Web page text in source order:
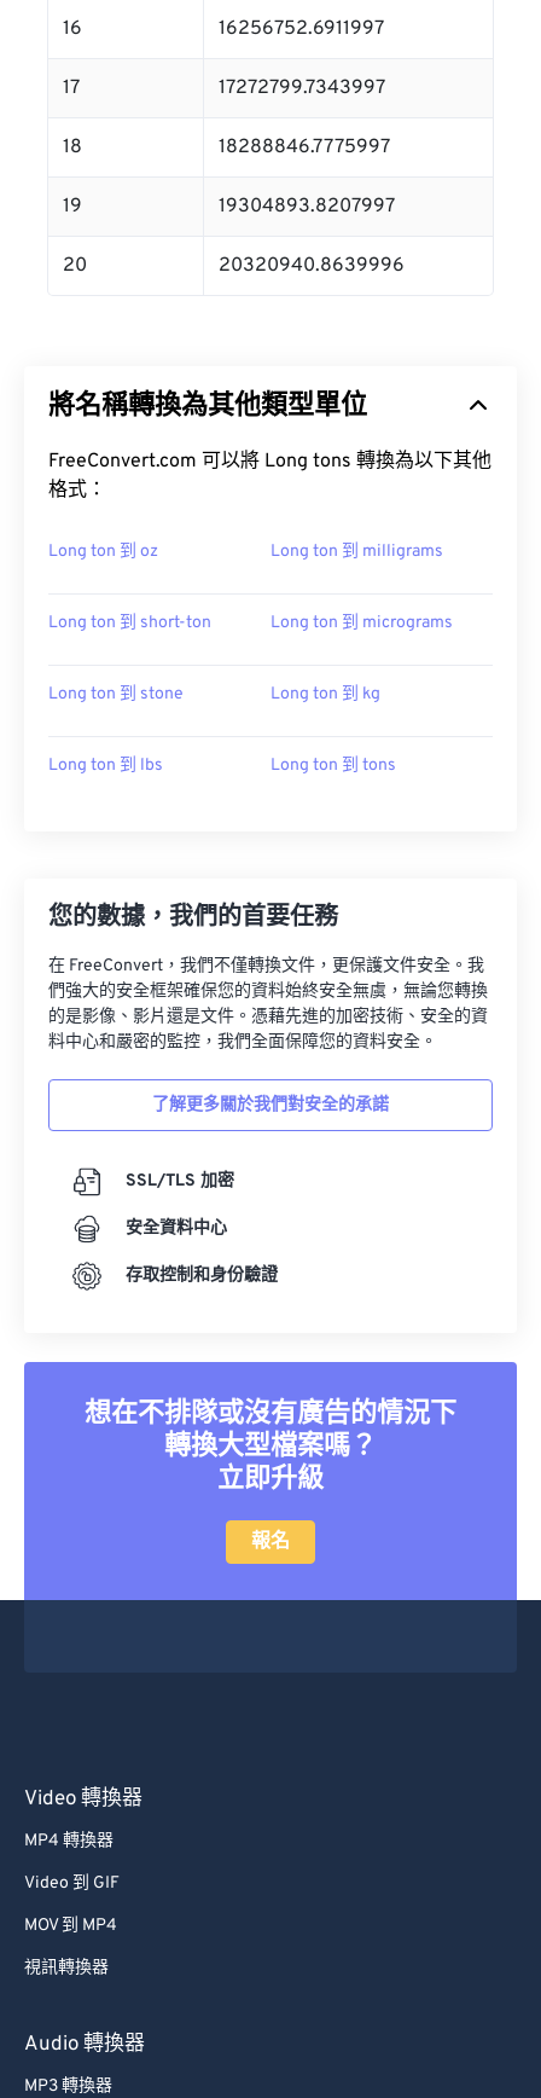
16 16256752.6911997
17 17272799.7343997
18 18288846.7775997
19 19304893.8207997
20 20320940.8639996
將名稱轉換為其他類型單位
FreeConvert.com 可以將 Long tons 轉換為以下其他
格式：
Long ton 到 oz Long ton 到 milligrams
Long ton 到 short-ton Long ton 到 micrograms
Long ton 到 stone Long ton 到 kg
Long ton 到 lbs Long ton 到 tons
您的數據，我們的首要任務
在 FreeConvert，我們不僅轉換文件，更保護文件安全。我
們強大的安全框架確保您的資料始終安全無虞，無論您轉換
的是影像、影片還是文件。憑藉先進的加密技術、安全的資
料中心和嚴密的監控，我們全面保障您的資料安全。
了解更多關於我們對安全的承諾
SSL/TLS 加密
安全資料中心
存取控制和身份驗證
想在不排隊或沒有廣告的情況下
轉換大型檔案嗎？
立即升級
報名
Video 轉換器
MP4 轉換器
Video 到 GIF
MOV 到 MP4
視訊轉換器
Audio 轉換器
MP3 轉換器